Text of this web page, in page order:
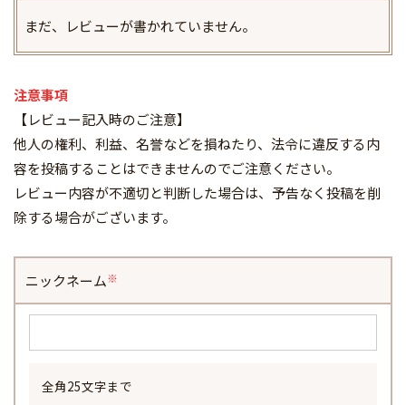
まだ、レビューが書かれていません。
注意事項
【レビュー記入時のご注意】
他人の権利、利益、名誉などを損ねたり、法令に違反する内
容を投稿することはできませんのでご注意ください。
レビュー内容が不適切と判断した場合は、予告なく投稿を削
除する場合がございます。
ニックネーム
須)
全角25文字まで